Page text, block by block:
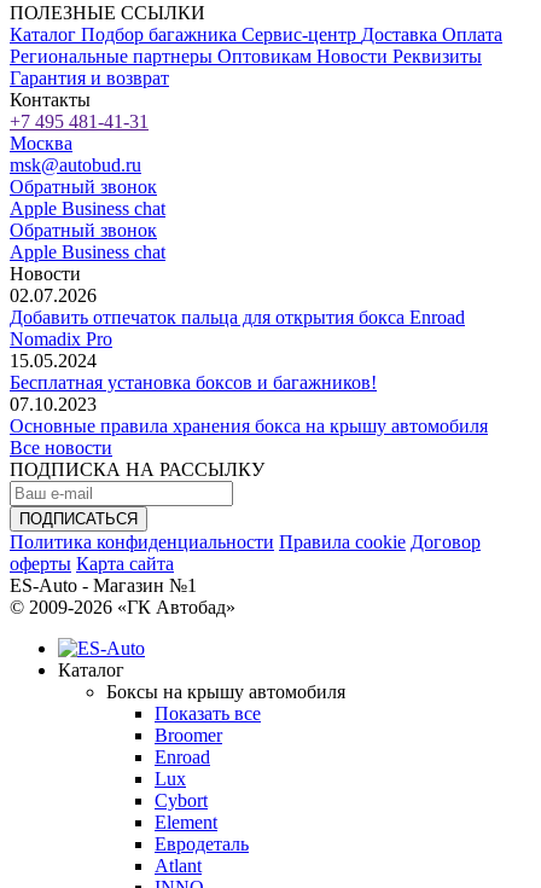
ПОЛЕЗНЫЕ ССЫЛКИ
Каталог Подбор багажника Сервис-центр Доставка Оплата
Региональные партнеры Оптовикам Новости Реквизиты
Гарантия и возврат
Контакты
+7 495 481-41-31
Москва
msk@autobud.ru
Обратный звонок
Apple Business chat
Обратный звонок
Apple Business chat
Новости
02.07.2026
Добавить отпечаток пальца для открытия бокса Enroad
Nomadix Pro
15.05.2024
Бесплатная установка боксов и багажников!
07.10.2023
Основные правила хранения бокса на крышу автомобиля
Все новости
ПОДПИСКА НА РАССЫЛКУ
Политика конфиденциальности Правила cookie Договор
оферты Карта сайта
ES-Auto - Магазин №1
© 2009-2026 «ГК Автобад»
Каталог
Боксы на крышу автомобиля
Показать все
Broomer
Enroad
Lux
Cybort
Element
Евродеталь
Atlant